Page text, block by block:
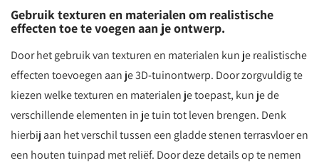
Gebruik texturen en materialen om realistische
effecten toe te voegen aan je ontwerp.
Door het gebruik van texturen en materialen kun je realistische
effecten toevoegen aan je 3D-tuinontwerp. Door zorgvuldig te
kiezen welke texturen en materialen je toepast, kun je de
verschillende elementen in je tuin tot leven brengen. Denk
hierbij aan het verschil tussen een gladde stenen terrasvloer en
een houten tuinpad met reliëf. Door deze details op te nemen